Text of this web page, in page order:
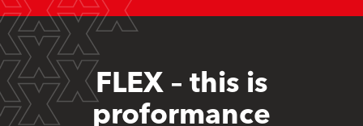
FLEX – this is
proformance